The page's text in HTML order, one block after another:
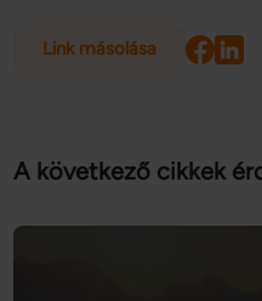
Link másolása
A következő cikkek